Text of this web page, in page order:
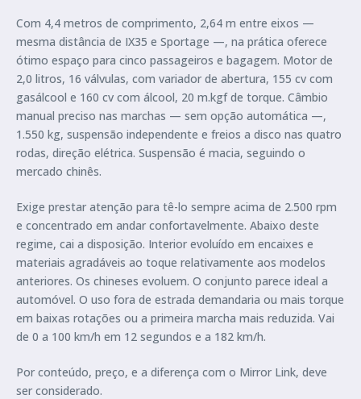
Com 4,4 metros de comprimento, 2,64 m entre eixos —
mesma distância de IX35 e Sportage —, na prática oferece
ótimo espaço para cinco passageiros e bagagem. Motor de
2,0 litros, 16 válvulas, com variador de abertura, 155 cv com
gasálcool e 160 cv com álcool, 20 m.kgf de torque. Câmbio
manual preciso nas marchas — sem opção automática —,
1.550 kg, suspensão independente e freios a disco nas quatro
rodas, direção elétrica. Suspensão é macia, seguindo o
mercado chinês.
Exige prestar atenção para tê-lo sempre acima de 2.500 rpm
e concentrado em andar confortavelmente. Abaixo deste
regime, cai a disposição. Interior evoluído em encaixes e
materiais agradáveis ao toque relativamente aos modelos
anteriores. Os chineses evoluem. O conjunto parece ideal a
automóvel. O uso fora de estrada demandaria ou mais torque
em baixas rotações ou a primeira marcha mais reduzida. Vai
de 0 a 100 km/h em 12 segundos e a 182 km/h.
Por conteúdo, preço, e a diferença com o Mirror Link, deve
ser considerado.